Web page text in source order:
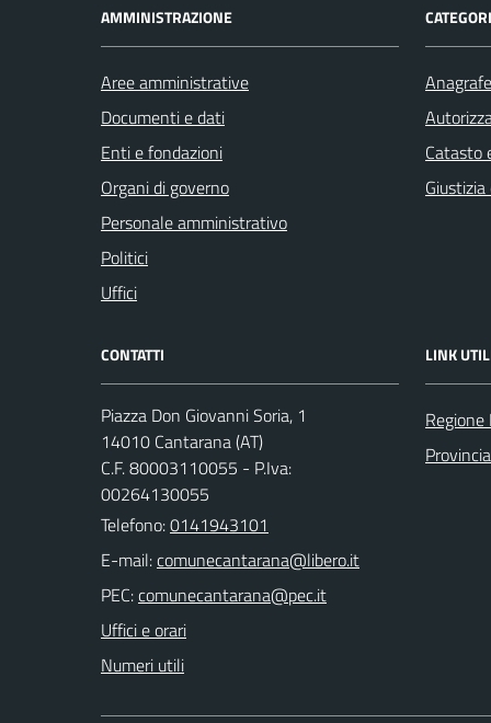
AMMINISTRAZIONE
Aree amministrative
Documenti e dati
Enti e fondazioni
Organi di governo
Personale amministrativo
Politici
Uffici
Catasto
CONTATTI
Piazza Don Giovanni Soria, 1
14010 Cantarana (AT)
C.F. 80003110055 - P.Iva:
00264130055
Telefono:0141943101
E-mail:
PEC:
Uffici e orari
Numeri utili
LINK